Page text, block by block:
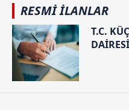
RESMİ İLANLAR
T.C.
DAİRESİ